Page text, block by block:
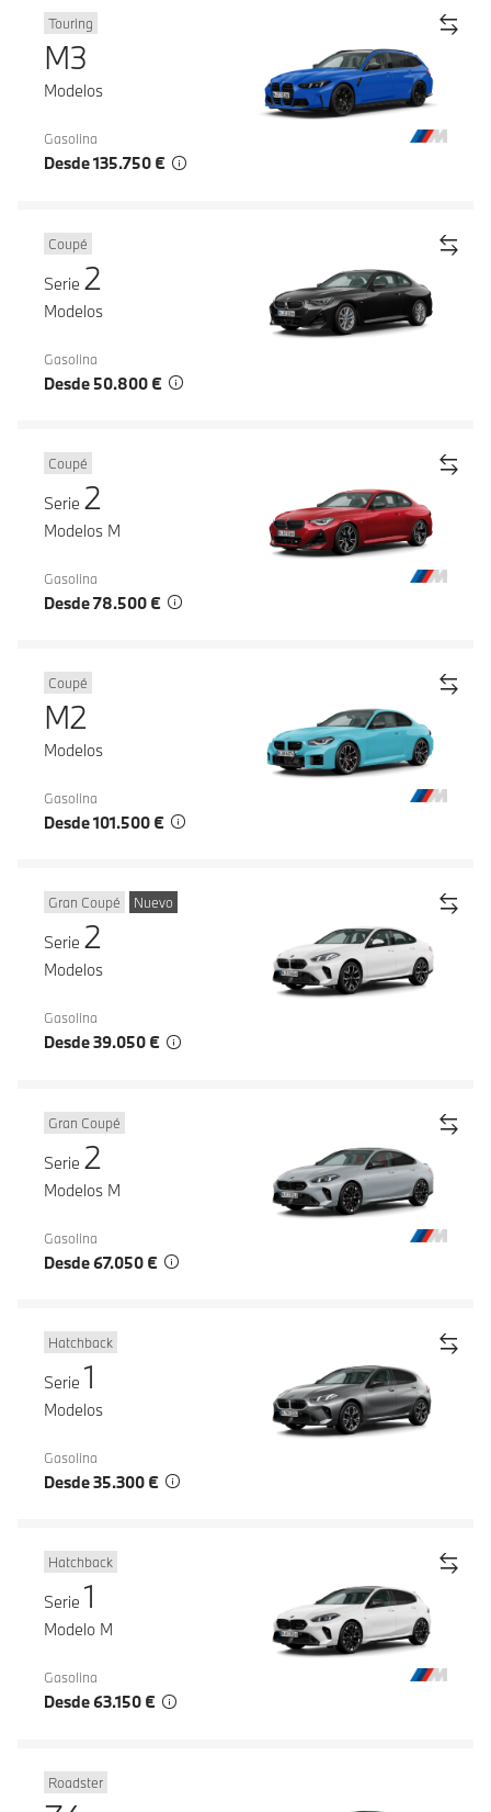
Touring
M3
Modelos
Gasolina
Desde 135.750 €
Coupé
Serie 2
Modelos
Gasolina
Desde 50.800 €
Coupé
Serie 2
Modelos M
Gasolina
Desde 78.500 €
Coupé
M2
Modelos
Gasolina
Desde 101.500 €
Gran Coupé Nuevo
Serie 2
Modelos
Gasolina
Desde 39.050 €
Gran Coupé
Serie 2
Modelos M
Gasolina
Desde 67.050 €
Hatchback
Serie 1
Modelos
Gasolina
Desde 35.300 €
Hatchback
Serie 1
Modelo M
Gasolina
Desde 63.150 €
Roadster